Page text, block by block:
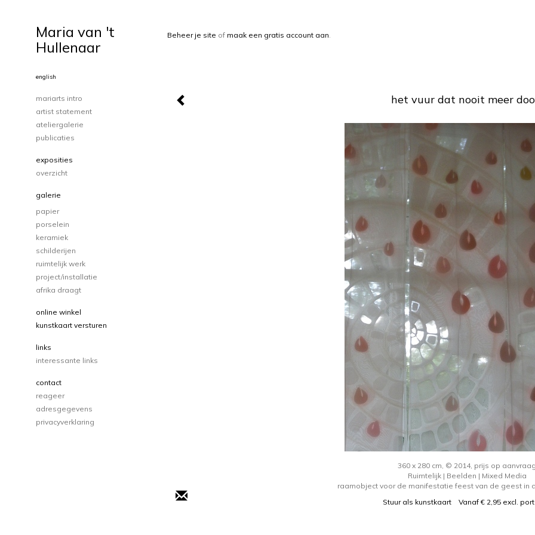
Beheer je site of maak een gratis account aan.
het vuur dat nooit meer
360 x 280 cm, © 2014, prijs op
Ruimtelijk | Beelden | Mixed Media
raamobject voor de manifestatie feest van de geest in
Stuur als kunstkaart Vanaf € 2,95 excl.
Maria van 't
Hullenaar
english
mariarts intro
artist statement
ateliergalerie
publicaties
exposities
overzicht
galerie
papier
porselein
keramiek
schilderijen
ruimtelijk werk
project/installatie
afrika draagt
online winkel
kunstkaart versturen
links
interessante links
contact
reageer
adresgegevens
privacyverklaring